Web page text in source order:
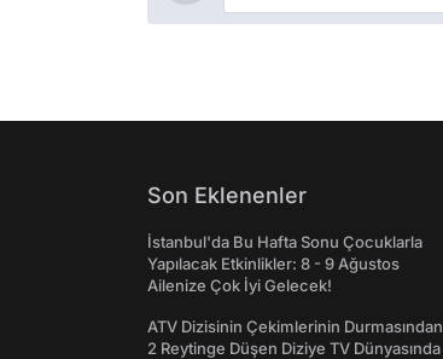
Son Eklenenler
İstanbul'da Bu Hafta Sonu Çocuklarla
Yapılacak Etkinlikler: 8 - 9 Ağustos
Ailenize Çok İyi Gelecek!
ATV Dizisinin Çekimlerinin Durmasından
2 Reytinge Düşen Diziye TV Dünyasında